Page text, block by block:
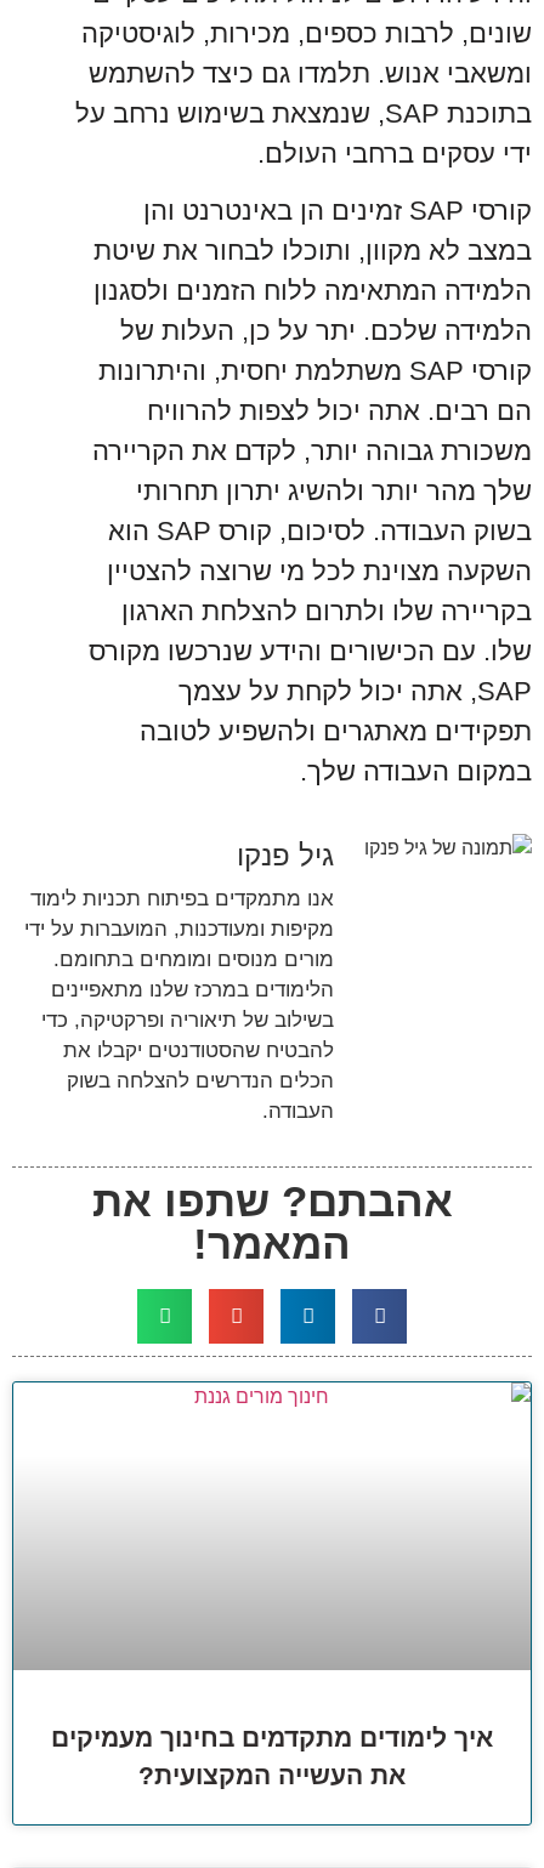
שונים, לרבות כספים, מכירות, לוגיסטיקה
ומשאבי אנוש. תלמדו גם כיצד להשתמש
בתוכנת SAP, שנמצאת בשימוש נרחב על
ידי עסקים ברחבי העולם.
קורסי SAP זמינים הן באינטרנט והן
במצב לא מקוון, ותוכלו לבחור את שיטת
הלמידה המתאימה ללוח הזמנים ולסגנון
הלמידה שלכם. יתר על כן, העלות של
קורסי SAP משתלמת יחסית, והיתרונות
הם רבים. אתה יכול לצפות להרוויח
משכורת גבוהה יותר, לקדם את הקריירה
שלך מהר יותר ולהשיג יתרון תחרותי
בשוק העבודה. לסיכום, קורס SAP הוא
השקעה מצוינת לכל מי שרוצה להצטיין
בקריירה שלו ולתרום להצלחת הארגון
שלו. עם הכישורים והידע שנרכשו מקורס
SAP, אתה יכול לקחת על עצמך
תפקידים מאתגרים ולהשפיע לטובה
במקום העבודה שלך.
גיל פנקו
אנו מתמקדים בפיתוח תכניות לימוד
מקיפות ומעודכנות, המועברות על ידי
מורים מנוסים ומומחים בתחומם.
הלימודים במרכז שלנו מתאפיינים
בשילוב של תיאוריה ופרקטיקה, כדי
להבטיח שהסטודנטים יקבלו את
הכלים הנדרשים להצלחה בשוק
העבודה.
אהבתם? שתפו את
המאמר!
איך לימודים מתקדמים בחינוך מעמיקים
את העשייה המקצועית?